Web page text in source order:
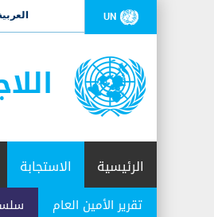
UN
الرئيسية الاستجابة
تقرير الأمين العام